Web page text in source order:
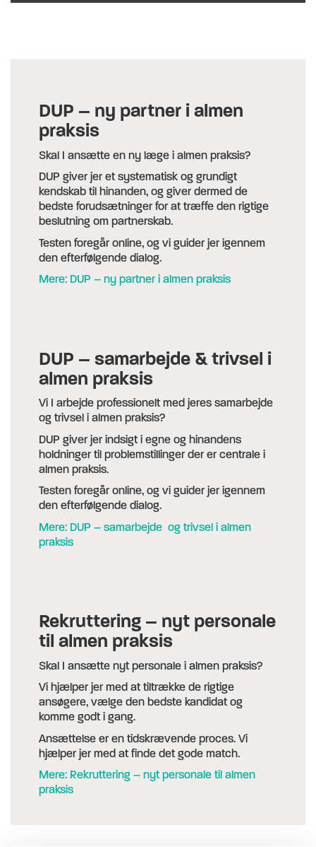
DUP – ny partner i almen
praksis
Skal I ansætte en ny læge i almen praksis?
DUP giver jer et systematisk og grundigt
kendskab til hinanden, og giver dermed de
bedste forudsætninger for at træffe den rigtige
beslutning om partnerskab.
Testen foregår online, og vi guider jer igennem
den efterfølgende dialog.
Mere: DUP – ny partner i almen praksis
DUP – samarbejde & trivsel i
almen praksis
Vi I arbejde professionelt med jeres samarbejde
og trivsel i almen praksis?
DUP giver jer indsigt i egne og hinandens
holdninger til problemstillinger der er centrale i
almen praksis.
Testen foregår online, og vi guider jer igennem
den efterfølgende dialog.
Mere: DUP – samarbejde og trivsel i almen
praksis
Rekruttering – nyt personale
til almen praksis
Skal I ansætte nyt personale i almen praksis?
Vi hjælper jer med at tiltrække de rigtige
ansøgere, vælge den bedste kandidat og
komme godt i gang.
Ansættelse er en tidskrævende proces. Vi
hjælper jer med at finde det gode match.
Mere: Rekruttering – nyt personale til almen
praksis